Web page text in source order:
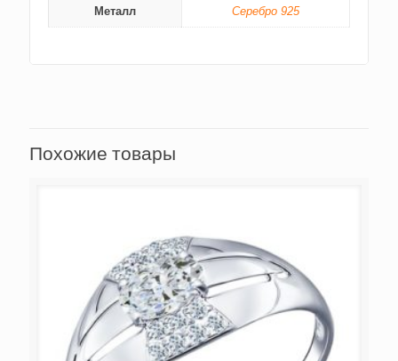
Металл Серебро 925
Похожие товары